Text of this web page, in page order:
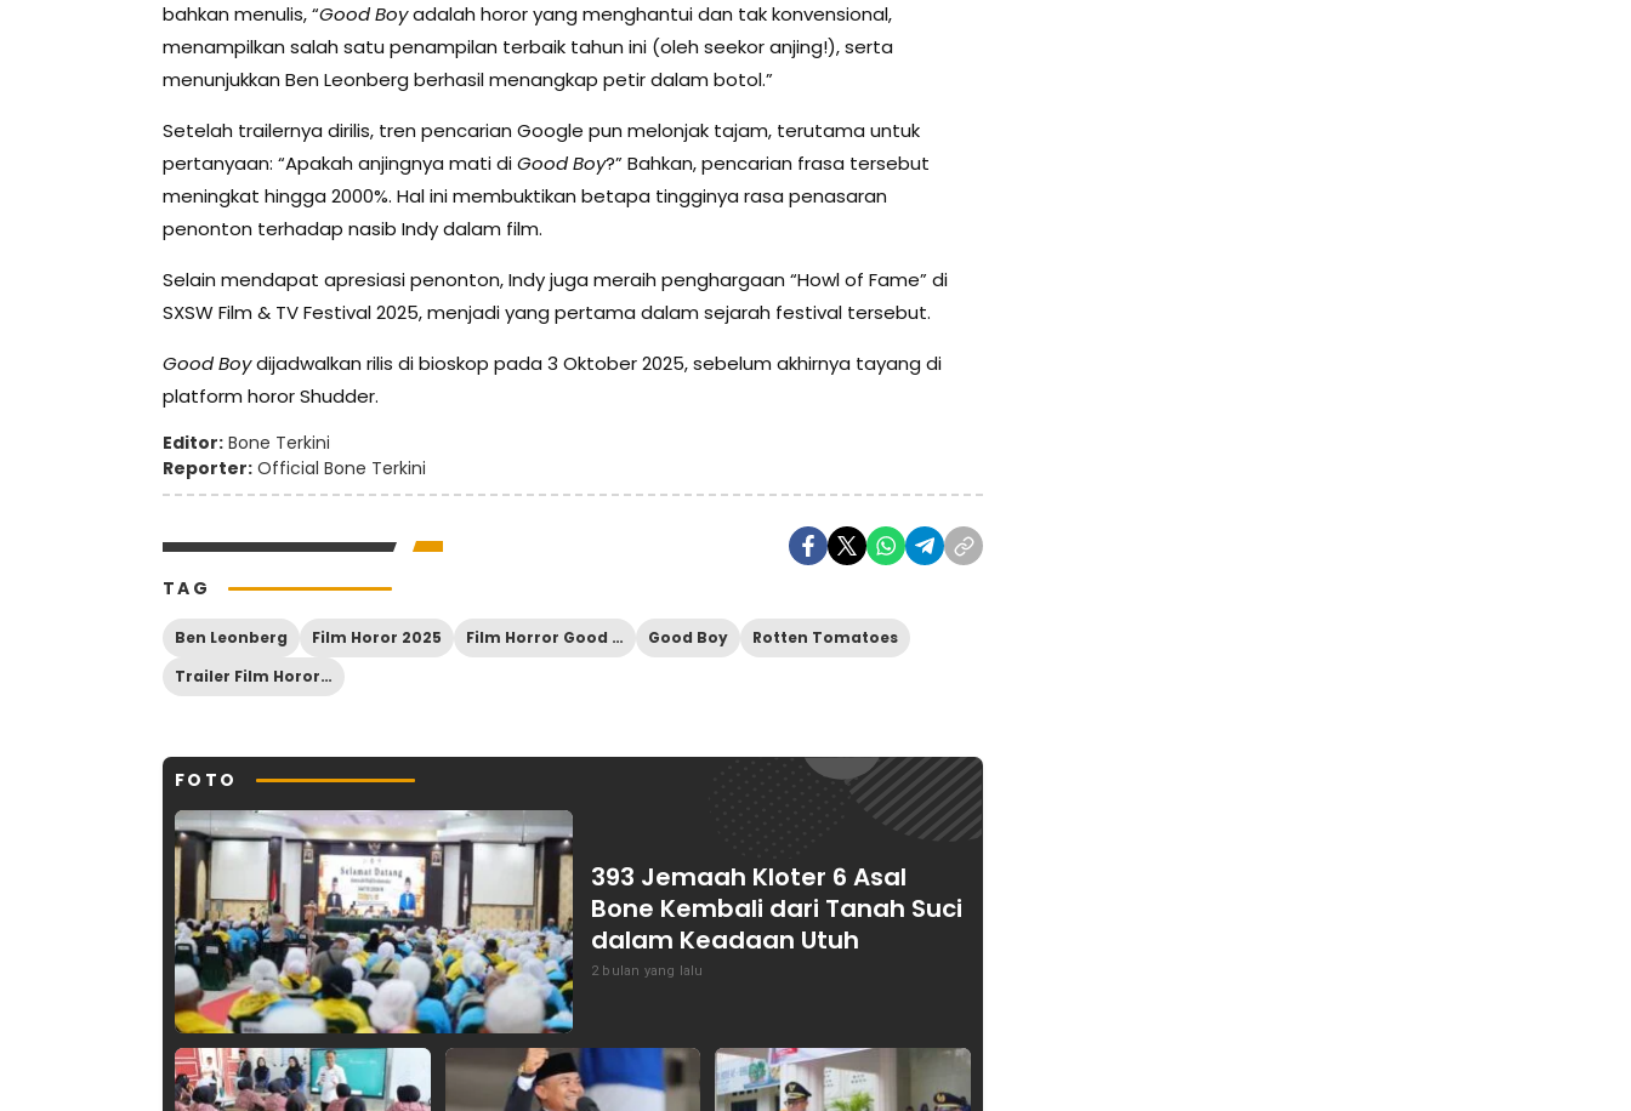
bahkan menulis, “Good Boyadalah horor yang menghantui dan tak konvensional,
menampilkan salah satu penampilan terbaik tahun ini (oleh seekor anjing!), serta
menunjukkan Ben Leonberg berhasil menangkap petir dalam botol.”
Setelah trailernya dirilis, tren pencarian Google pun melonjak tajam, terutama untuk
pertanyaan: “Apakah anjingnya mati diGood Boy?” Bahkan, pencarian frasa tersebut
meningkat hingga 2000%. Hal ini membuktikan betapa tingginya rasa penasaran
penonton terhadap nasib Indy dalam film.
Selain mendapat apresiasi penonton, Indy juga meraih penghargaan “Howl of Fame” di
SXSW Film & TV Festival 2025, menjadi yang pertama dalam sejarah festival tersebut.
Good Boydijadwalkan rilis di bioskop pada 3 Oktober 2025, sebelum akhirnya tayang di
platform horor Shudder.
Editor: Bone Terkini
Reporter: Official Bone Terkini
TAG
Ben Leonberg Film Horor 2025 Film Horror Good Boy Good Boy
Rotten Tomatoes
Trailer Film Horor Good Boy
FOTO
393 Jemaah Kloter 6 Asal
Bone Kembali dari Tanah Suci
dalam Keadaan Utuh
2 bulan yang lalu